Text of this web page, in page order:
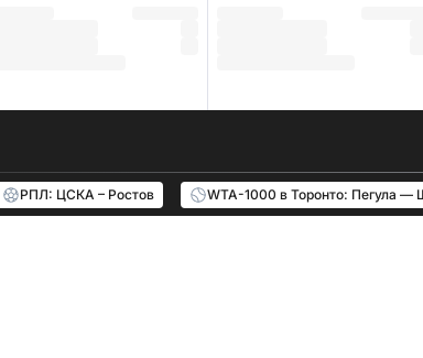
РПЛ: ЦСКА – Ростов WTA-1000 в Торонто: Пегула —